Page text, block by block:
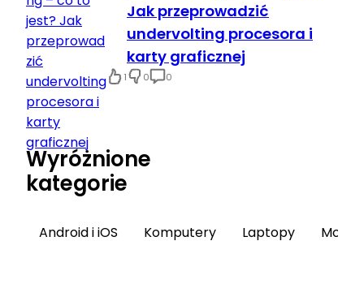
Jak przeprowadzić
undervolting procesora i
karty graficznej
1 0 0
Wyróżnione
kategorie
Android i iOS Komputery Laptopy